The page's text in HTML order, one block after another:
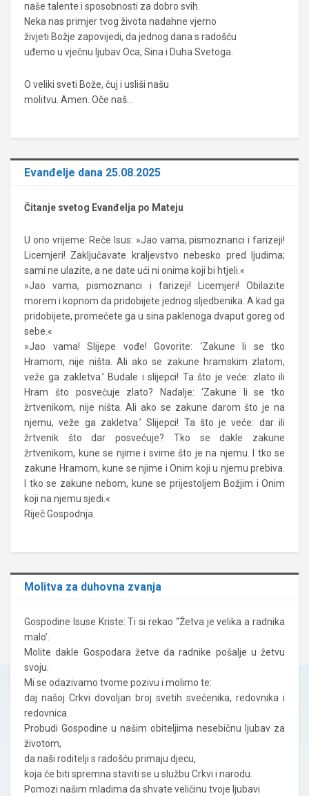
naše talente i sposobnosti za dobro svih.
Neka nas primjer tvog života nadahne vjerno
živjeti Božje zapovijedi, da jednog dana s radošću
uđemo u vječnu ljubav Oca, Sina i Duha Svetoga.
O veliki sveti Bože, čuj i usliši našu
molitvu. Amen. Oče naš…
Evanđelje dana 25.08.2025
Čitanje svetog Evanđelja po Mateju
U ono vrijeme: Reče Isus: »Jao vama, pismoznanci i farizeji!
Licemjeri! Zaključavate kraljevstvo nebesko pred ljudima;
sami ne ulazite, a ne date ući ni onima koji bi htjeli.«
»Jao vama, pismoznanci i farizeji! Licemjeri! Obilazite
morem i kopnom da pridobijete jednog sljedbenika. A kad ga
pridobijete, promećete ga u sina paklenoga dvaput goreg od
sebe.«
»Jao vama! Slijepe vođe! Govorite: ‘Zakune li se tko
Hramom, nije ništa. Ali ako se zakune hramskim zlatom,
veže ga zakletva.’ Budale i slijepci! Ta što je veće: zlato ili
Hram što posvećuje zlato? Nadalje: ‘Zakune li se tko
žrtvenikom, nije ništa. Ali ako se zakune darom što je na
njemu, veže ga zakletva.’ Slijepci! Ta što je veće: dar ili
žrtvenik što dar posvećuje? Tko se dakle zakune
žrtvenikom, kune se njime i svime što je na njemu. I tko se
zakune Hramom, kune se njime i Onim koji u njemu prebiva.
I tko se zakune nebom, kune se prijestoljem Božjim i Onim
koji na njemu sjedi.«
Riječ Gospodnja.
Molitva za duhovna zvanja
Gospodine Isuse Kriste: Ti si rekao “Žetva je velika a radnika
malo’.
Molite dakle Gospodara žetve da radnike pošalje u žetvu
svoju.
Mi se odazivamo tvome pozivu i molimo te:
daj našoj Crkvi dovoljan broj svetih svećenika, redovnika i
redovnica.
Probudi Gospodine u našim obiteljima nesebičnu ljubav za
životom,
da naši roditelji s radošću primaju djecu,
koja će biti spremna staviti se u službu Crkvi i narodu.
Pomozi našim mladima da shvate veličinu tvoje ljubavi